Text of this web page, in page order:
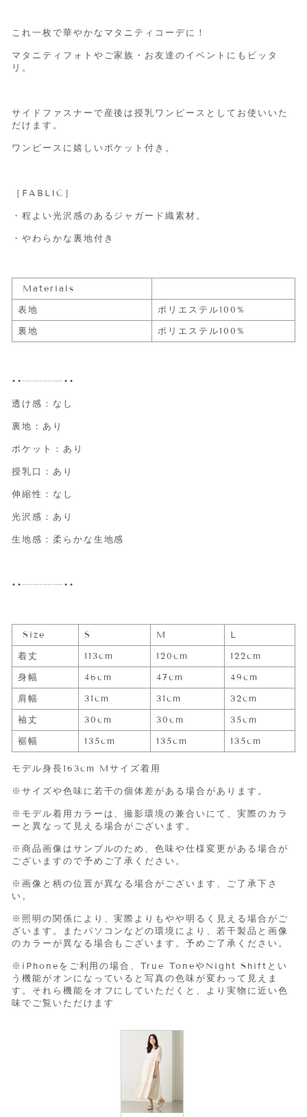
これ一枚で華やかなマタニティコーデに！
マタニティフォトやご家族・お友達のイベントにもピッタ
リ。
サイドファスナーで産後は授乳ワンピースとしてお使いいた
だけます。
ワンピースに嬉しいポケット付き。
［FABLIC］
・程よい光沢感のあるジャガード織素材。
・やわらかな裏地付き
Materials
表地
ポリエステル100%
裏地
ポリエステル100%
••┈┈┈┈••
透け感：なし
裏地：あり
ポケット：あり
授乳口：あり
伸縮性：なし
光沢感：あり
生地感：柔らかな生地感
••┈┈┈┈••
Size S M
L
着丈
113cm 120cm
122cm
身幅
46cm 47cm
49cm
肩幅
31cm 31cm
32cm
袖丈
30cm 30cm
35cm
裾幅
135cm 135cm 135cm
モデル身長163cm Mサイズ着用
※サイズや色味に若干の個体差がある場合があります。
※モデル着用カラーは、撮影環境の兼合いにて、実際のカラ
ーと異なって見える場合がございます。
※商品画像はサンプルのため、色味や仕様変更がある場合が
ございますので予めご了承ください。
※画像と柄の位置が異なる場合がございます、ご了承下さ
い。
※照明の関係により、実際よりもやや明るく見える場合がご
ざいます。またパソコンなどの環境により、若干製品と画像
のカラーが異なる場合もございます。予めご了承ください。
※iPhoneをご利用の場合、True ToneやNight Shift とい
う機能がオンになっていると写真の色味が変わって見えま
す。それら機能をオフにしていただくと、より実物に近い色
味でご覧いただけます